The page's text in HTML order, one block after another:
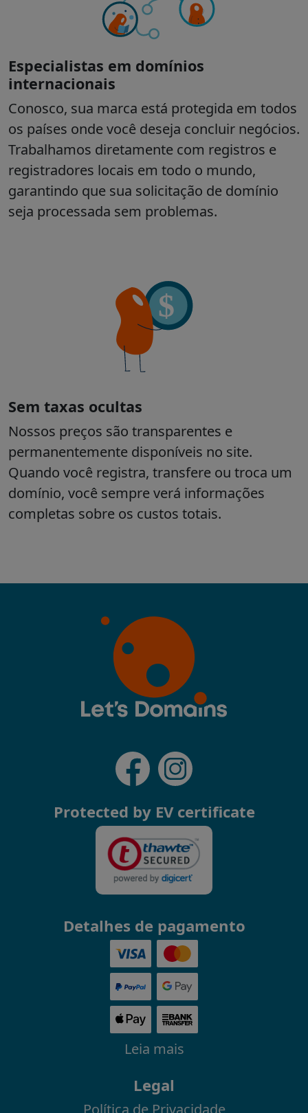
Protected by EV certificate
Detalhes de pagamento
Leia mais
Legal